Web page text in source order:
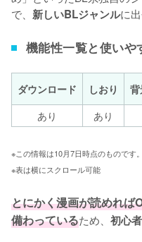
で、 新しいBLジャンルに
機能性一覧と使いや
ダウンロード しおり
あり
あり
※この情報は10月7日時点のものです。
※表は横にスクロール可能
とにかく漫画が読めれば
備わっているため、 初心